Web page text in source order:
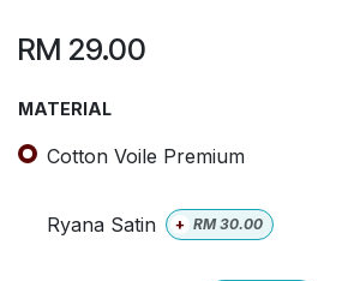
RM 29.00
MATERIAL
Cotton Voile Premium
Ryana Satin + RM30.00